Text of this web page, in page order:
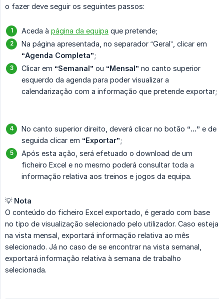
o fazer deve seguir os seguintes passos:
Aceda à página da equipa que pretende;
Na página apresentada, no separador “Geral”, clicar em
“Agenda Completa”;
Clicar em “Semanal” ou “Mensal” no canto superior
esquerdo da agenda para poder visualizar a
calendarização com a informação que pretende exportar;
No canto superior direito, deverá clicar no botão “...” e de
seguida clicar em “Exportar”;
Após esta ação, será efetuado o download de um
ficheiro Excel e no mesmo poderá consultar toda a
informação relativa aos treinos e jogos da equipa.
💡 Nota
O conteúdo do ficheiro Excel exportado, é gerado com base
no tipo de visualização selecionado pelo utilizador. Caso esteja
na vista mensal, exportará informação relativa ao mês
selecionado. Já no caso de se encontrar na vista semanal,
exportará informação relativa à semana de trabalho
selecionada.